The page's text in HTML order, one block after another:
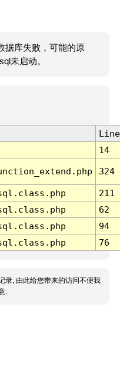
据库失败，可能的原
未启动。
Line
14
324
211
62
94
76
录, 由此给您带来的访问不便我
.